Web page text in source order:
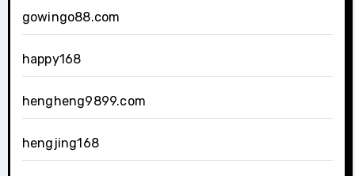
gowingo88.com
happy168
hengheng9899.com
hengjing168